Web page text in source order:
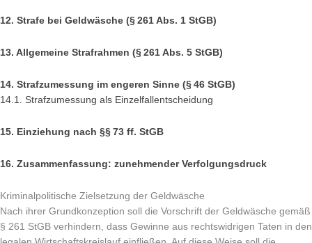
12. Strafe bei Geldwäsche (§ 261 Abs. 1 StGB)
13. Allgemeine Strafrahmen (§ 261 Abs. 5 StGB)
14. Strafzumessung im engeren Sinne (§ 46 StGB)
14.1. Strafzumessung als Einzelfallentscheidung
15. Einziehung nach §§ 73 ff. StGB
16. Zusammenfassung: zunehmender Verfolgungsdruck
Kriminalpolitische Zielsetzung der Geldwäsche
Nach ihrer Grundkonzeption soll die Vorschrift der Geldwäsche gemäß
§ 261 StGB verhindern, dass Gewinne aus rechtswidrigen Taten in den